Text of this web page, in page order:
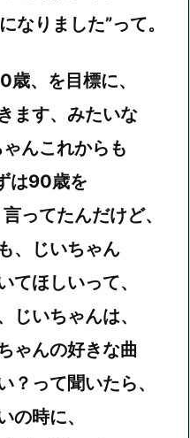
なりました”って。
、を目標に、
ます、みたいな
んこれからも
は90歳を
ってたんだけど、
、じいちゃん
てほしいって、
じいちゃんは、
ゃんの好きな曲
？って聞いたら、
の時に、